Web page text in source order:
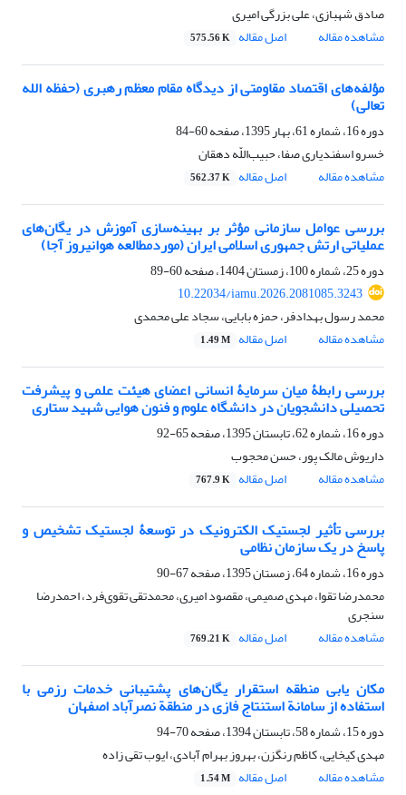
صادق شهبازی، علی بزرگی امیری
مشاهده مقاله
اصل مقاله 575.56 K
مؤلفه‌های اقتصاد مقاومتی از دیدگاه مقام معظم رهبری (حفظه الله
تعالی)
دوره 16، شماره 61، بهار 1395، صفحه
60-84
خسرو اسفندیاری صفا، حبیب‌اللّه دهقان
مشاهده مقاله
اصل مقاله 562.37 K
بررسی عوامل سازمانی مؤثر بر بهینه‌سازی آموزش در یگان‌های
عملیاتی ارتش جمهوری اسلامی ایران (موردمطالعه هوانیروز آجا)
دوره 25، شماره 100، زمستان 1404، صفحه
60-89
10.22034/iamu.2026.2081085.3243
محمد رسول بهدادفر، حمزه بابایی، سجاد علی محمدی
مشاهده مقاله
اصل مقاله 1.49 M
بررسی رابطۀ میان سرمایۀ انسانی اعضای هیئت علمی و پیشرفت
تحصیلی دانشجویان در دانشگاه علوم و فنون هوایی شهید ستاری
دوره 16، شماره 62، تابستان 1395، صفحه
65-92
داریوش مالک پور، حسن محجوب
مشاهده مقاله
اصل مقاله 767.9 K
بررسی تأثیر لجستیک الکترونیک در توسعۀ لجستیک تشخیص و
پاسخ در یک سازمان نظامی
دوره 16، شماره 64، زمستان 1395، صفحه
67-90
محمدرضا تقوا، مهدی صمیمی، مقصود امیری، محمدتقی تقوی‌فرد، احمدرضا
سنجری
مشاهده مقاله
اصل مقاله 769.21 K
مکان یابی منطقه استقرار یگان‌های پشتیبانی خدمات رزمی با
استفاده از سامانة استنتاج فازی در منطقة نصرآباد اصفهان
دوره 15، شماره 58، تابستان 1394، صفحه
70-94
مهدی کیخایی، کاظم رنگزن، بهروز بهرام آبادی، ایوب تقی زاده
مشاهده مقاله
اصل مقاله 1.54 M